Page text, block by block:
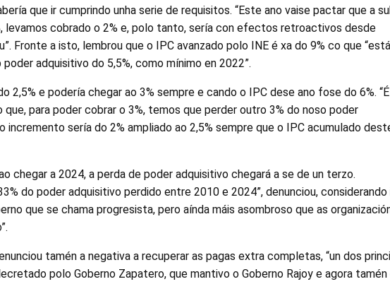
que ir cumprindo unha serie de requisitos. “Este ano vaise pactar que a
levamos cobrado o 2% e, polo tanto, sería con efectos retroactivos desde
Fronte a isto, lembrou que o IPC avanzado polo INE é xa do 9% co que
adquisitivo do 5,5%, como mínimo en 2022”.
2,5% e podería chegar ao 3% sempre e cando o IPC dese ano fose do 6%. “É
que, para poder cobrar o 3%, temos que perder outro 3% do noso poder
incremento sería do 2% ampliado ao 2,5% sempre que o IPC acumulado
chegar a 2024, a perda de poder adquisitivo chegará a se de un terzo.
do poder adquisitivo perdido entre 2010 e 2024”, denunciou,
que se chama progresista, pero aínda máis asombroso que as
tamén a negativa a recuperar as pagas extra completas, “un dos
polo Goberno Zapatero, que mantivo o Goberno Rajoy e agora tamén